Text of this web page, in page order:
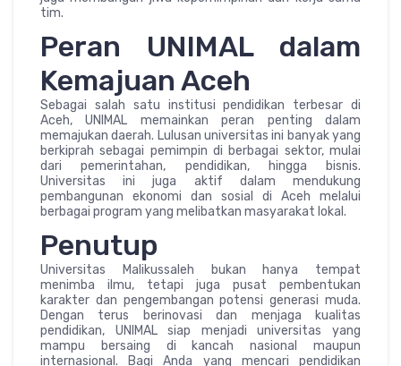
tim.
Peran UNIMAL dalam
Kemajuan Aceh
Sebagai salah satu institusi pendidikan terbesar di
Aceh, UNIMAL memainkan peran penting dalam
memajukan daerah. Lulusan universitas ini banyak yang
berkiprah sebagai pemimpin di berbagai sektor, mulai
dari pemerintahan, pendidikan, hingga bisnis.
Universitas ini juga aktif dalam mendukung
pembangunan ekonomi dan sosial di Aceh melalui
berbagai program yang melibatkan masyarakat lokal.
Penutup
Universitas Malikussaleh bukan hanya tempat
menimba ilmu, tetapi juga pusat pembentukan
karakter dan pengembangan potensi generasi muda.
Dengan terus berinovasi dan menjaga kualitas
pendidikan, UNIMAL siap menjadi universitas yang
mampu bersaing di kancah nasional maupun
internasional. Bagi Anda yang mencari pendidikan